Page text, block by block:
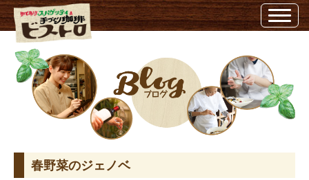
春野菜のジェノベ | ビストロ埼玉県越谷市のビストロ
春野菜のジェノベ